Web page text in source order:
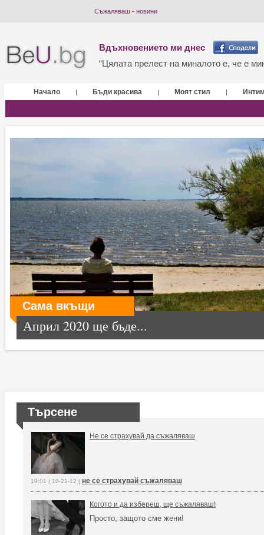
Съжаляваш - новини
Вдъхновението ми днес
“Цялата прелест на миналото е, че е
Начало | Бъди красива | Моят стил |
Сама вкъщи
Април 2020 ще бъде...
Търсене
Не се страхувай да съжаляваш
19:01 | 10-21-12 | не се страхувай съжаляваш
Когото и да избереш, ще съжаляваш!
Просто, защото сме жени!